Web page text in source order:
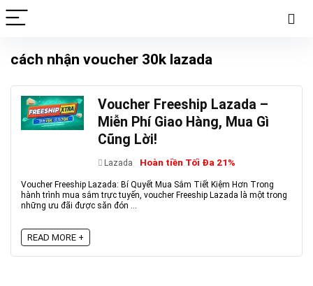
cách nhận voucher 30k lazada
Voucher Freeship Lazada –
Miễn Phí Giao Hàng, Mua Gì
Cũng Lời!
Lazada Hoàn tiền Tối Đa 21%
Voucher Freeship Lazada: Bí Quyết Mua Sắm Tiết Kiệm Hơn Trong
hành trình mua sắm trực tuyến, voucher Freeship Lazada là một trong
những ưu đãi được săn đón ...
READ MORE +